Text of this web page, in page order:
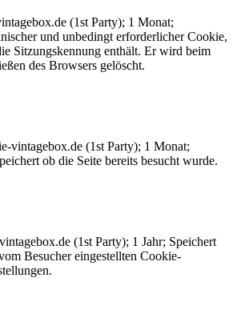
(1st Party); 1 Monat;
und unbedingt erforderlicher Cookie,
Sitzungskennung enthält. Er wird beim
des Browsers gelöscht.
vintagebox.de (1st Party); 1 Monat;
ob die Seite bereits besucht wurde.
(1st Party); 1 Jahr; Speichert
Besucher eingestellten Cookie-